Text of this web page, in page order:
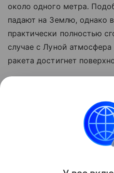
около одного метра.
падают на Землю, однако
практически полностью
случае с Луной атмосфера
ракета достигнет
об атмосфере древней